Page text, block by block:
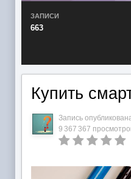
ЗАПИСИ
663
Купить
Запись
9 367 367